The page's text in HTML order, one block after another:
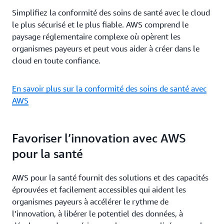
Simplifiez la conformité des soins de santé avec le cloud
le plus sécurisé et le plus fiable. AWS comprend le
paysage réglementaire complexe où opèrent les
organismes payeurs et peut vous aider à créer dans le
cloud en toute confiance.
En savoir plus sur la conformité des soins de santé avec
AWS
Favoriser l’innovation avec AWS
pour la santé
AWS pour la santé fournit des solutions et des capacités
éprouvées et facilement accessibles qui aident les
organismes payeurs à accélérer le rythme de
l’innovation, à libérer le potentiel des données, à